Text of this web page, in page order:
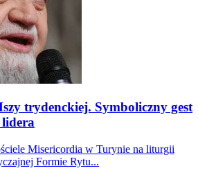
trydenckiej. Symboliczny gest
Misericordia w Turynie na liturgii
Formie Rytu...